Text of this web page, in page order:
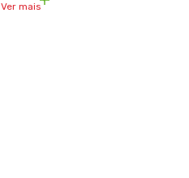
Ver mais